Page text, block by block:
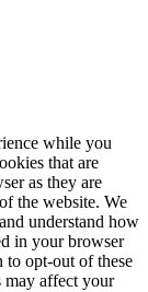
while you
that are
as they are
the website. We
understand how
in your browser
to opt-out of these
may affect your